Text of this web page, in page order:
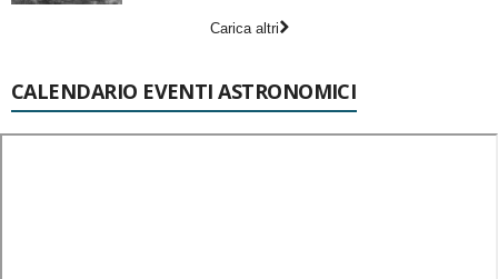
Carica altri
CALENDARIO EVENTI ASTRONOMICI